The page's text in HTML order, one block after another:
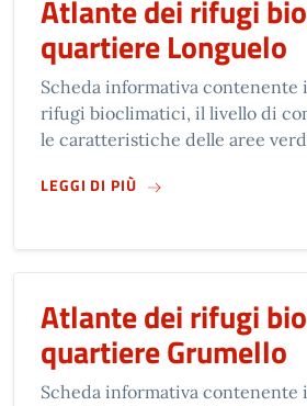
Atlante dei rifugi
quartiere Longuelo
Scheda informativa contenente
rifugi bioclimatici, il livello di
le caratteristiche delle aree
LEGGI DI PIÙSUATLANTE DEI
Atlante dei rifugi
quartiere Grumello
Scheda informativa contenente